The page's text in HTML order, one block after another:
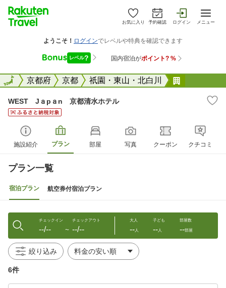
お気に入り 予約確認 ログイン メニュー
全国京都府 京都 祇園・東山・北白川
全国
WEST Jａpａn 京都清水ホテル
施設紹介 プラン 部屋 写真 クーポン クチコミ
プラン一覧
宿泊プラン 航空券付宿泊プラン
チェックイン
--/-- 〜
チェックアウト
--/--
大人
--人
子ども
--人
部屋数
--部屋
絞り込み
6件